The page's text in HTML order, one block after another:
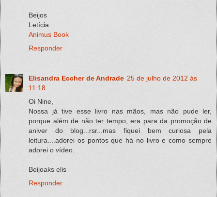
Beijos
Letícia
Animus Book
Responder
Elisandra Eccher de Andrade 25 de julho de 2012 às
11:18
Oi Nine,
Nossa já tive esse livro nas mãos, mas não pude ler,
porque além de não ter tempo, era para da promoção de
aniver do blog...rsr...mas fiquei bem curiosa pela
leitura....adorei os pontos que há no livro e como sempre
adorei o vídeo.
Beijoaks elis
Responder